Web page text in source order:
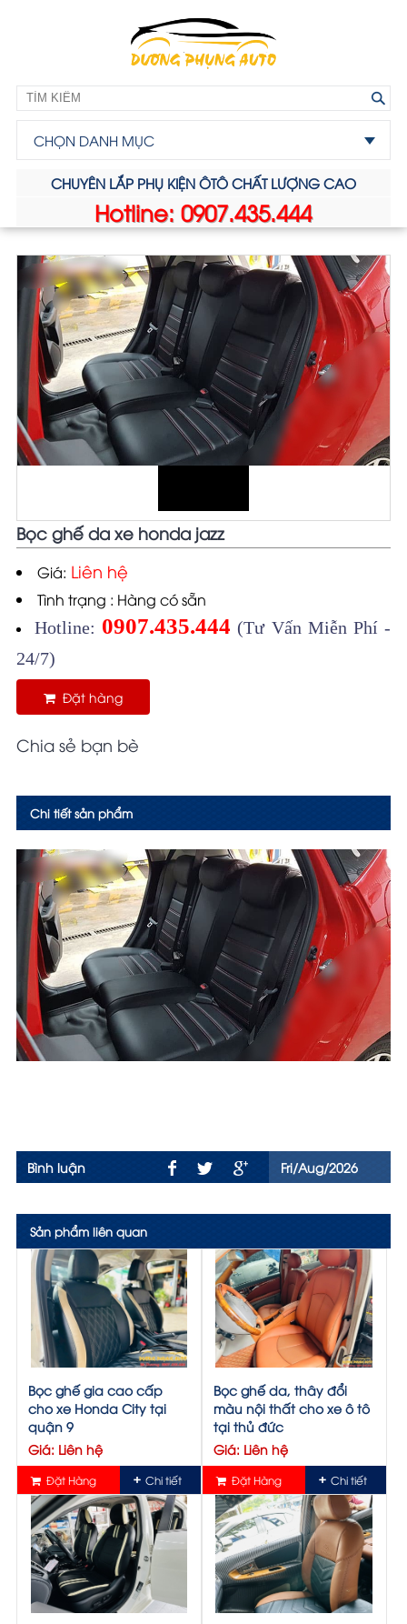
CHỌN DANH MỤC
CHUYÊN LẮP PHỤ KIỆN ÔTÔ CHẤT LƯỢNG CAO
Hotline: 0907.435.444
Bọc ghế da xe honda jazz
Giá: Liên hệ
Tình trạng : Hàng có sẵn
Hotline: 0907.435.444 (Tư Vấn Miễn Phí -
24/7)
Đặt hàng
Chia sẻ bạn bè
Chi tiết sản phẩm
Bình luận Fri/Aug/2026
Sản phẩm liên quan
Bọc ghế gia cao cấp
cho xe Honda City tại
quận 9
Giá: Liên hệ
Đặt Hàng Chi tiết
Bọc ghế da, thây đổi
màu nội thất cho xe ô tô
tại thủ đức
Giá: Liên hệ
Đặt Hàng Chi tiết